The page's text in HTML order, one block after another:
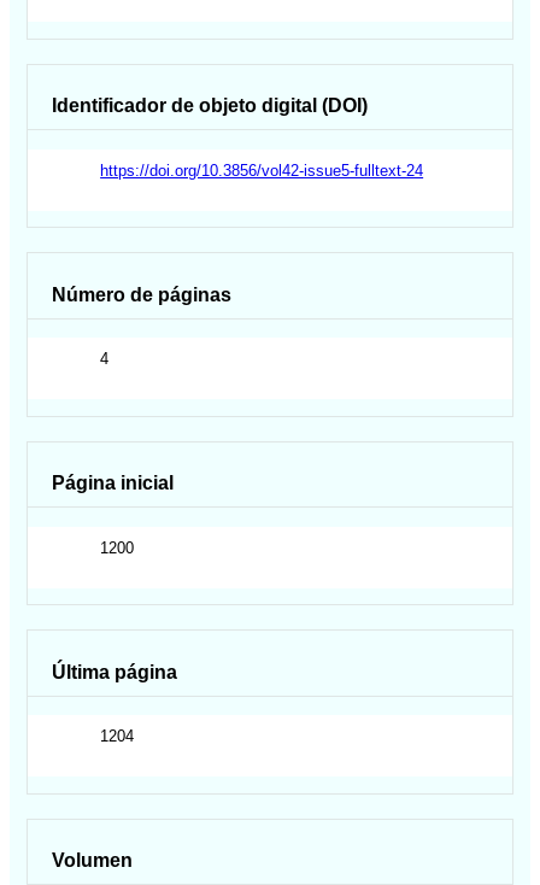
Identificador de objeto digital (DOI)
https://doi.org/10.3856/vol42-issue5-fulltext-24
Número de páginas
4
Página inicial
1200
Última página
1204
Volumen